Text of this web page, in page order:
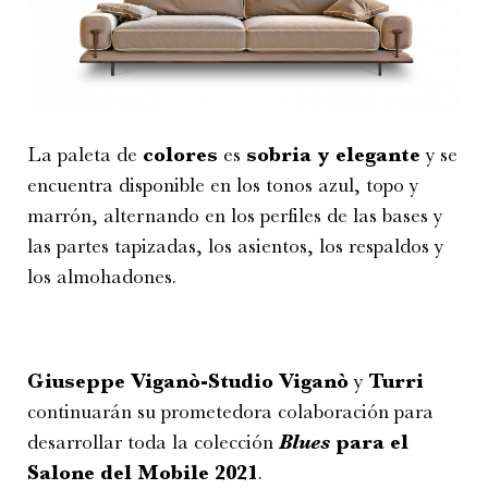
La paleta de colores es sobria y elegante y se
encuentra disponible en los tonos azul, topo y
marrón, alternando en los perfiles de las bases y
las partes tapizadas, los asientos, los respaldos y
los almohadones.
Giuseppe Viganò-Studio Viganòy Turri
continuarán su prometedora colaboración para
desarrollar toda la colección Blues para el
Salone del Mobile 2021.